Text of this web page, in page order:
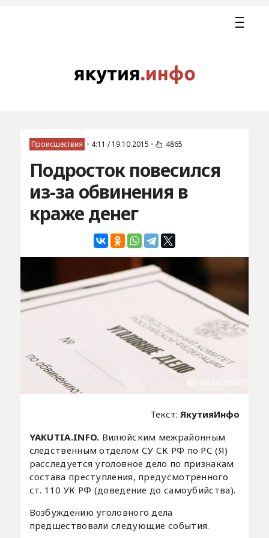
Происшествия • 4:11 / 19.10.2015 • 4865
Подросток повесился
из-за обвинения в
краже денег
Текст:ЯкутияИнфо
YAKUTIA.INFO. Вилюйским межрайонным
следственным отделом СУ СК РФ по РС (Я)
расследуется уголовное дело по признакам
состава преступления, предусмотренного
ст. 110 УК РФ (доведение до самоубийства).
Возбуждению уголовного дела
предшествовали следующие события.